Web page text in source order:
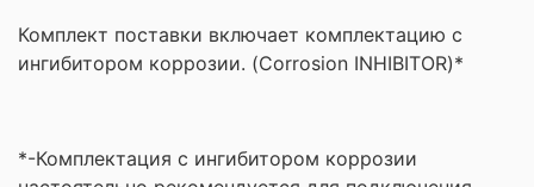
Комплект поставки включает комплектацию с
ингибитором коррозии. (Corrosion INHIBITOR)*
*-Комплектация с ингибитором коррозии